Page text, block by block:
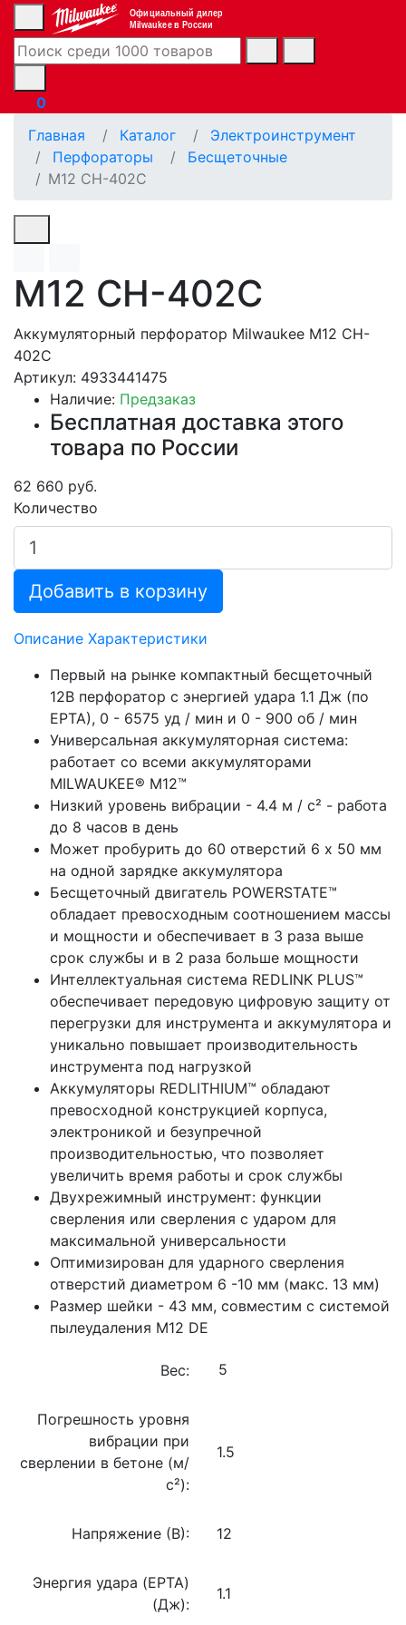
Официальный дилер
Milwaukee в России
0
Главная
Каталог
Электроинструмент
Перфораторы
Бесщеточные
M12 CH-402C
M12 CH-402C
Аккумуляторный перфоратор Milwaukee M12 CH-
402C
Артикул: 4933441475
Наличие: Предзаказ
Бесплатная доставка этого
товара по России
62 660 руб.
Количество
Добавить в корзину
Описание Характеристики
Первый на рынке компактный бесщеточный
12В перфоратор с энергией удара 1.1 Дж (по
ЕРТА), 0 - 6575 уд / мин и 0 - 900 об / мин
Универсальная аккумуляторная система:
работает со всеми аккумуляторами
MILWAUKEE® M12™
Низкий уровень вибрации - 4.4 м / с² - работа
до 8 часов в день
Может пробурить до 60 отверстий 6 х 50 мм
на одной зарядке аккумулятора
Бесщеточный двигатель POWERSTATE™
обладает превосходным соотношением массы
и мощности и обеспечивает в 3 раза выше
срок службы и в 2 раза больше мощности
Интеллектуальная система REDLINK PLUS™
обеспечивает передовую цифровую защиту от
перегрузки для инструмента и аккумулятора и
уникально повышает производительность
инструмента под нагрузкой
Аккумуляторы REDLITHIUM™ обладают
превосходной конструкцией корпуса,
электроникой и безупречной
производительностью, что позволяет
увеличить время работы и срок службы
Двухрежимный инструмент: функции
сверления или сверления с ударом для
максимальной универсальности
Оптимизирован для ударного сверления
отверстий диаметром 6 -10 мм (макс. 13 мм)
Размер шейки - 43 мм, совместим с системой
пылеудаления М12 DE
Вес:
Погрешность уровня
вибрации при
сверлении в бетоне (м/
с²):
1.5
Напряжение (В): 12
Энергия удара (EPTA)
(Дж):
1.1